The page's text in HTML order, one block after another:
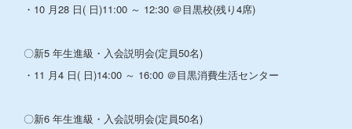
・10 月28 日( 日)11:00 ～ 12:30 ＠目黒校(残り4席)
〇新5 年生進級・入会説明会(定員50名)
・11 月4 日( 日)14:00 ～ 16:00 ＠目黒消費生活センター
〇新6 年生進級・入会説明会(定員50名)